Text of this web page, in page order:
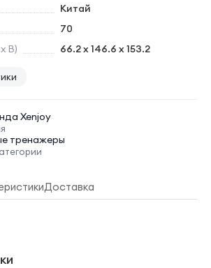
Китай
70
В)
66.2 х 146.6 х 153.2
Xenjoy
тренажеры
Доставка